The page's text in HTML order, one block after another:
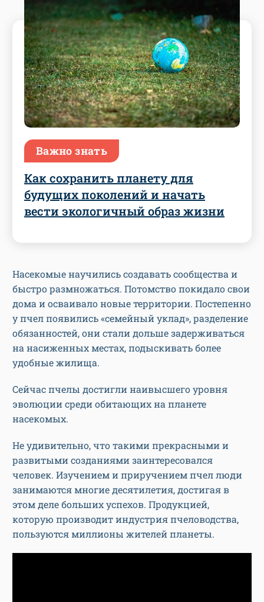
Важно знать
Как сохранить планету для
будущих поколений и начать
вести экологичный образ жизни
Насекомые научились создавать сообщества и
быстро размножаться. Потомство покидало свои
дома и осваивало новые территории. Постепенно
у пчел появились «семейный уклад», разделение
обязанностей, они стали дольше задерживаться
на насиженных местах, подыскивать более
удобные жилища.
Сейчас пчелы достигли наивысшего уровня
эволюции среди обитающих на планете
насекомых.
Не удивительно, что такими прекрасными и
развитыми созданиями заинтересовался
человек. Изучением и приручением пчел люди
занимаются многие десятилетия, достигая в
этом деле больших успехов. Продукцией,
которую производит индустрия пчеловодства,
пользуются миллионы жителей планеты.